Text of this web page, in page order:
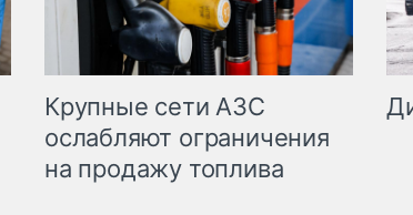
Крупные сети АЗС
ослабляют ограничения
на продажу топлива